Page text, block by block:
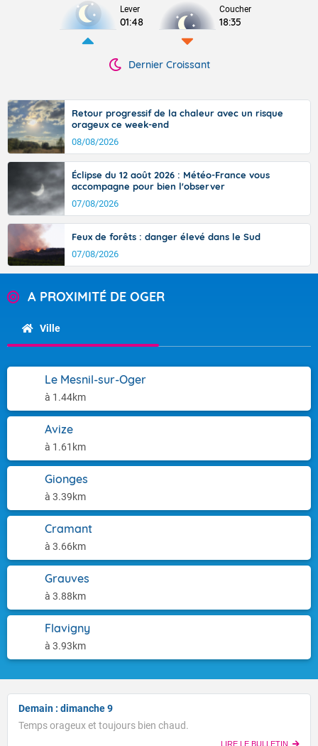
Lever
01:48
Coucher
18:35
Dernier Croissant
Retour progressif de la chaleur avec un risque
orageux ce week-end
08/08/2026
Éclipse du 12 août 2026 : Météo-France vous
accompagne pour bien l'observer
07/08/2026
Feux de forêts : danger élevé dans le Sud
07/08/2026
A PROXIMITÉ DE OGER
Ville
Le Mesnil-sur-Oger
à 1.44km
Avize
à 1.61km
Gionges
à 3.39km
Cramant
à 3.66km
Grauves
à 3.88km
Flavigny
à 3.93km
Demain : dimanche 9
Temps orageux et toujours bien chaud.
LIRE LE BULLETIN